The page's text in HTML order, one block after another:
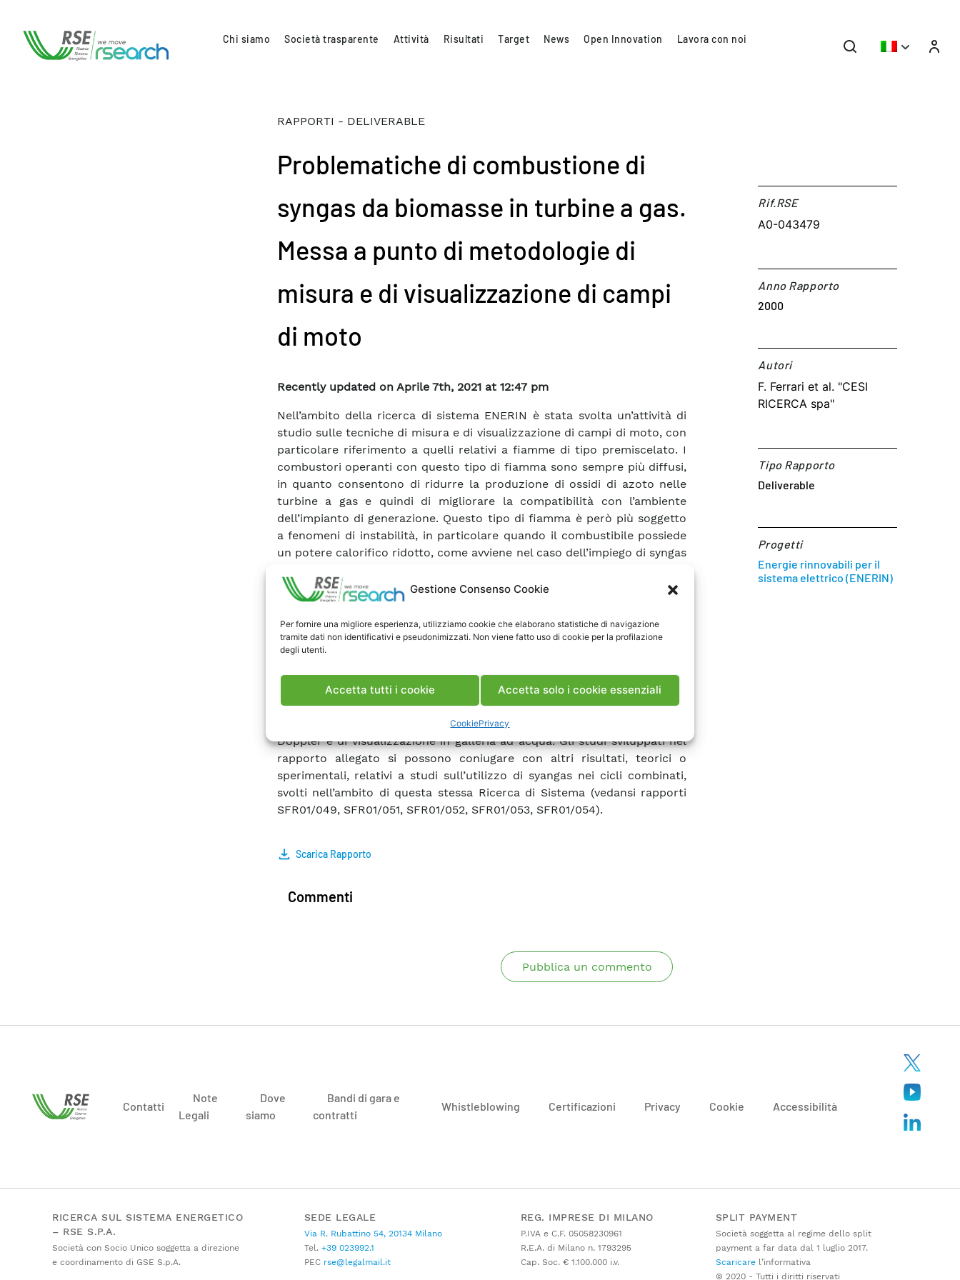
Gestione Consenso Cookie
Per fornire una migliore esperienza, utilizziamo cookie che elaborano statistiche di navigazione
tramite dati non identificativi e pseudonimizzati. Non viene fatto uso di cookie per la profilazione
degli utenti.
Accetta tutti i cookie Accetta solo i cookie essenziali
CookiePrivacy
Chi siamo Società trasparente Attività Risultati Target News Open Innovation Lavora con noi
RAPPORTI - DELIVERABLE
Problematiche di combustione di
syngas da biomasse in turbine a gas.
Messa a punto di metodologie di
misura e di visualizzazione di campi
di moto
Recently updated on Aprile 7th, 2021 at 12:47 pm
Nell’ambito della ricerca di sistema ENERIN è stata svolta un’attività di
studio sulle tecniche di misura e di visualizzazione di campi di moto, con
particolare riferimento a quelli relativi a fiamme di tipo premiscelato. I
combustori operanti con questo tipo di fiamma sono sempre più diffusi,
in quanto consentono di ridurre la produzione di ossidi di azoto nelle
turbine a gas e quindi di migliorare la compatibilità con l’ambiente
dell’impianto di generazione. Questo tipo di fiamma è però più soggetto
a fenomeni di instabilità, in particolare quando il combustibile possiede
un potere calorifico ridotto, come avviene nel caso dell’impiego di syngas
tema di studio affrontato nell’ambito della Ricerca di Sistema dal punto
di vista sia teorico che sperimentale. In questo rapporto si riporta
l’attività di messa a punto di un sistema in grado di analizzare i campi di
moto all’interno del sistema di combustione, al fine di comprendere e
quindi di poter controllare i fenomeni di instabilità. La caratterizzazione
in condizioni isoterme, a freddo, non è ovviamente identica a quella che
si realizza nella realtà, ma è ugualmente significativa e più facile da
gestire. Le attività, svolte da ENEL Produzione e descritte nell’Allegato 1,
sono state condotte utilizzando le tecniche di Velocimetria Laser
Doppler e di visualizzazione in galleria ad acqua. Gli studi sviluppati nel
rapporto allegato si possono coniugare con altri risultati, teorici o
sperimentali, relativi a studi sull’utilizzo di syangas nei cicli combinati,
svolti nell’ambito di questa stessa Ricerca di Sistema (vedansi rapporti
SFR01/049, SFR01/051, SFR01/052, SFR01/053, SFR01/054).
Scarica Rapporto
Rif.RSE​
A0-043479
Anno Rapporto
2000
Autori​
F. Ferrari et al. "CESI
RICERCA spa"
Tipo Rapporto
Deliverable
Progetti
Energie rinnovabili per il
sistema elettrico (ENERIN)
Commenti
Pubblica un commento
Contatti
Note
Legali
Dove
siamo
Bandi di gara e
contratti
Whistleblowing Certificazioni Privacy Cookie Accessibilità
RICERCA SUL SISTEMA ENERGETICO
– RSE S.P.A.
Società con Socio Unico soggetta a direzione
e coordinamento di GSE S.p.A.
SEDE LEGALE
Via R. Rubattino 54, 20134 Milano
Tel. +39 023992.1
PECrse@legalmail.it
REG. IMPRESE DI MILANO
P.IVA e C.F. 05058230961
R.E.A. di Milano n. 1793295
Cap. Soc. € 1.100.000 i.v.
SPLIT PAYMENT
Società soggetta al regime dello split
payment a far data dal 1 luglio 2017.
Scaricarel’informativa
© 2020 - Tutti i diritti riservati